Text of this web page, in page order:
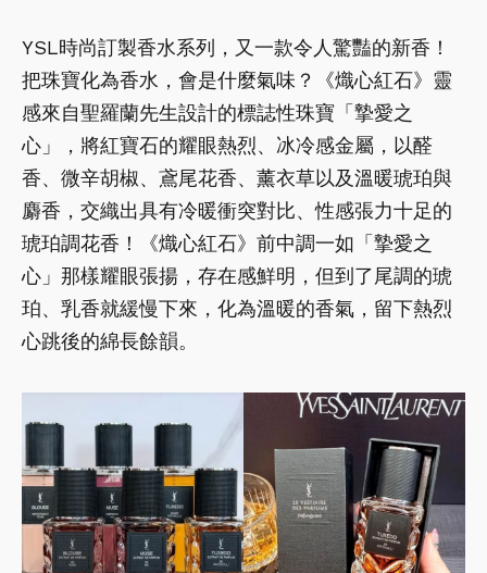
YSL時尚訂製香水系列，又一款令人驚豔的新香！
把珠寶化為香水，會是什麼氣味？《熾心紅石》靈
感來自聖羅蘭先生設計的標誌性珠寶「摯愛之
心」，將紅寶石的耀眼熱烈、冰冷感金屬，以醛
香、微辛胡椒、鳶尾花香、薰衣草以及溫暖琥珀與
麝香，交織出具有冷暖衝突對比、性感張力十足的
琥珀調花香！《熾心紅石》前中調一如「摯愛之
心」那樣耀眼張揚，存在感鮮明，但到了尾調的琥
珀、乳香就緩慢下來，化為溫暖的香氣，留下熱烈
心跳後的綿長餘韻。